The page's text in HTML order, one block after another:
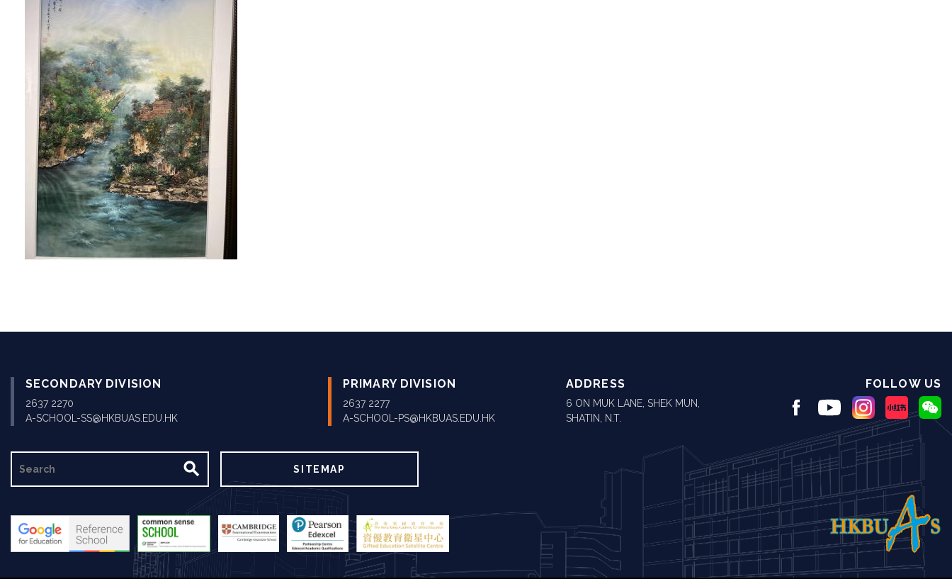
SECONDARY DIVISION
2637 2270
A-SCHOOL-SS@HKBUAS.EDU.HK
PRIMARY DIVISION
2637 2277
A-SCHOOL-PS@HKBUAS.EDU.HK
ADDRESS
6 ON MUK LANE, SHEK MUN,
SHATIN, N.T.
FOLLOW US
SITEMAP